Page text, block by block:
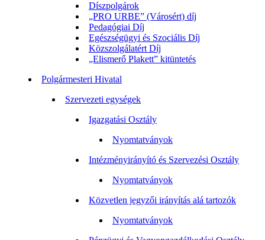
Díszpolgárok
„PRO URBE” (Városért) díj
Pedagógiai Díj
Egészségügyi és Szociális Díj
Közszolgálatért Díj
„Elismerő Plakett” kitüntetés
Polgármesteri Hivatal
Szervezeti egységek
Igazgatási Osztály
Nyomtatványok
Intézményirányító és Szervezési Osztály
Nyomtatványok
Közvetlen jegyzői irányítás alá tartozók
Nyomtatványok